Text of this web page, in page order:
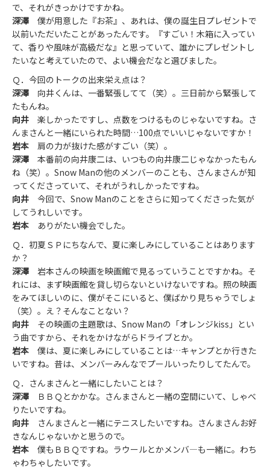
で、それがきっかけですかね。
深澤 僕が用意した『お茶』、あれは、僕の誕生日プレゼントで
以前いただいたことがあったんです。『すごい！木箱に入ってい
て、香りや風味が高級だな』と思っていて、誰かにプレゼントし
たいなと考えていたので、よい機会だなと選びました。
Ｑ．今回のトークの出来栄え点は？
深澤 向井くんは、一番緊張してて（笑）。三日前から緊張して
たもんね。
向井 楽しかったですし、点数をつけるものじゃないですね。さ
んまさんと一緒にいられた時間…100点でいいじゃないですか！
岩本 肩の力が抜けた感がすごい（笑）。
深澤 本番前の向井康二は、いつもの向井康二じゃなかったもん
ね（笑）。Snow Manの他のメンバーのことも、さんまさんが知
ってくださっていて、それがうれしかったですね。
向井 今回で、Snow Manのことをさらに知ってくださった気が
してうれしいです。
岩本 ありがたい機会でした。
Ｑ．初夏ＳＰにちなんで、夏に楽しみにしていることはあります
か？
深澤 岩本さんの映画を映画館で見るっていうことですかね。そ
れには、まず映画館を貸し切らないといけないですね。照の映画
をみてほしいのに、僕がそこにいると、僕ばかり見ちゃうでしょ
（笑）。え？そんなことない？
向井 その映画の主題歌は、Snow Manの「オレンジkiss」とい
う曲ですから、それをかけながらドライブとか。
岩本 僕は、夏に楽しみにしていることは…キャンプとか行きた
いですね。昔は、メンバーみんなでプールいったりしてたんで。
Ｑ．さんまさんと一緒にしたいことは？
深澤 ＢＢＱとかかな。さんまさんと一緒の空間にいて、しゃべ
りたいですね。
向井 さんまさんと一緒にテニスしたいですね。さんまさんお好
きなんじゃないかと思うので。
岩本 僕もＢＢＱですね。ラウールとかメンバ―も一緒に。わち
ゃわちゃしたいです。